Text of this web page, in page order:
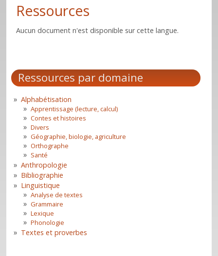
Ressources
Aucun document n'est disponible sur cette langue.
Ressources par domaine
Alphabétisation
Apprentissage (lecture, calcul)
Contes et histoires
Divers
Géographie, biologie, agriculture
Orthographe
Santé
Anthropologie
Bibliographie
Linguistique
Analyse de textes
Grammaire
Lexique
Phonologie
Textes et proverbes